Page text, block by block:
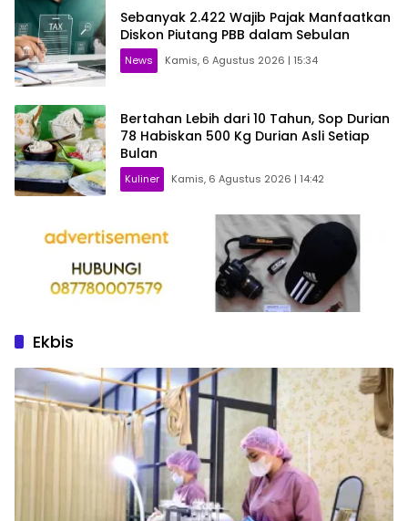
Sebanyak 2.422 Wajib Pajak Manfaatkan
Diskon Piutang PBB dalam Sebulan
News Kamis, 6 Agustus 2026 | 15:34
Bertahan Lebih dari 10 Tahun, Sop Durian
78 Habiskan 500 Kg Durian Asli Setiap
Bulan
Kuliner Kamis, 6 Agustus 2026 | 14:42
Ekbis